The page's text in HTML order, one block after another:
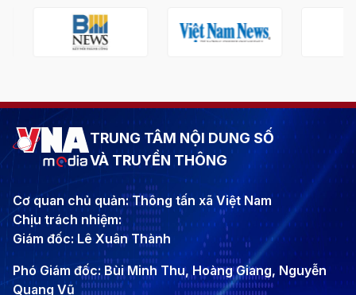
TRUNG TÂM NỘI DUNG SỐ
VÀ TRUYỀN THÔNG
Cơ quan chủ quản: Thông tấn xã Việt Nam
Chịu trách nhiệm:
Giám đốc: Lê Xuân Thành
Phó Giám đốc: Bùi Minh Thu, Hoàng Giang, Nguyễn
Quang Vũ